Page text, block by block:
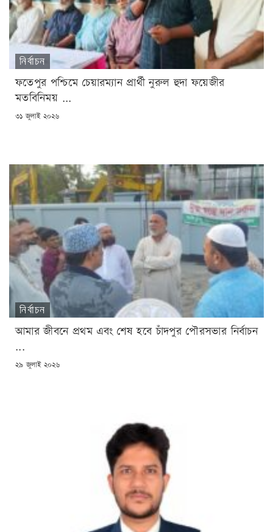
নির্বাচন
ফতেপুর পশ্চিমে চেয়ারম্যান প্রার্থী নুরুল হুদা ফয়েজীর
মতবিনিময় ...
POSTED
৩১ জুলাই ২০২৬
নির্বাচন
আমার জীবনে প্রথম এবং শেষ হবে চাঁদপুর পৌরসভার নির্বাচন
...
POSTED
২৯ জুলাই ২০২৬